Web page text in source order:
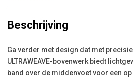
Beschrijving
Ga verder met design dat met
ULTRAWEAVE-bovenwerk biedt
band over de middenvoet voor een